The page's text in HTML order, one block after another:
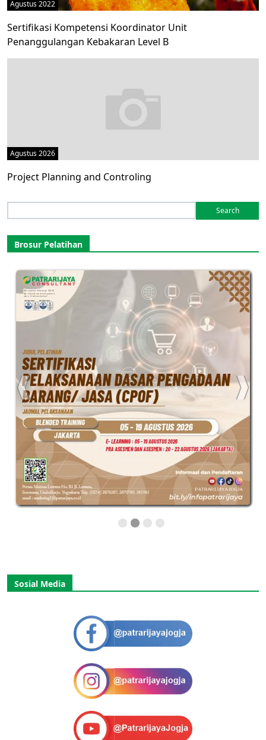
Agustus 2022
Sertifikasi Kompetensi Koordinator Unit
Penanggulangan Kebakaran Level B
Agustus 2026
Project Planning and Controling
for:
Brosur Pelatihan
Sosial Media